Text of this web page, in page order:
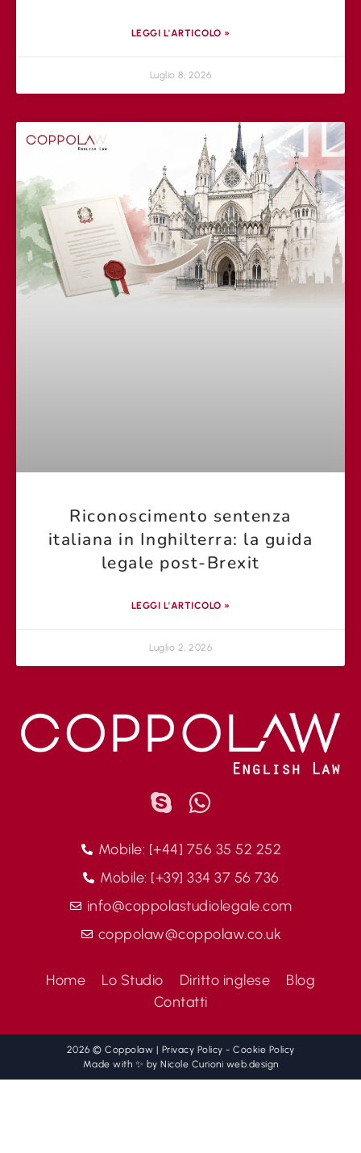
LEGGI L'ARTICOLO »
Luglio 8, 2026
Riconoscimento sentenza
italiana in Inghilterra: la guida
legale post-Brexit
LEGGI L'ARTICOLO »
Luglio 2, 2026
Mobile: [+44] 756 35 52 252
Mobile: [+39] 334 37 56 736
info@coppolastudiolegale.com
coppolaw@coppolaw.co.uk
Home Lo Studio Diritto inglese
Blog
Contatti
2026 © Coppolaw | Privacy Policy - Cookie Policy
Made with ✨ by Nicole Curioni web.design